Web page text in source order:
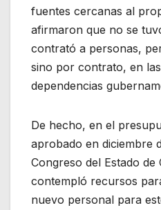
fuentes cercanas al
afirmaron que no se
contrató a personas,
sino por contrato, en
dependencias
De hecho, en el
aprobado en diciembre
Congreso del Estado de
contempló recursos
nuevo personal para